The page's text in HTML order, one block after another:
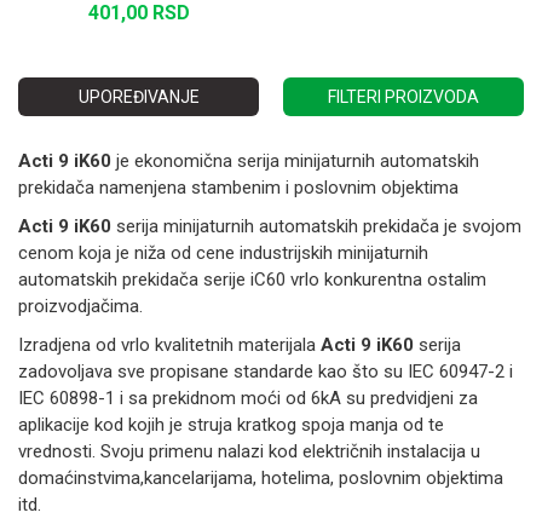
401,00 RSD
UPOREĐIVANJE FILTERI PROIZVODA
Acti 9 iK60 je ekonomična serija minijaturnih automatskih
prekidača namenjena stambenim i poslovnim objektima
Acti 9 iK60 serija minijaturnih automatskih prekidača je svojom
cenom koja je niža od cene industrijskih minijaturnih
automatskih prekidača serije iC60 vrlo konkurentna ostalim
proizvodjačima.
Izradjena od vrlo kvalitetnih materijala Acti 9 iK60 serija
zadovoljava sve propisane standarde kao što su IEC 60947-2 i
IEC 60898-1 i sa prekidnom moći od 6kA su predvidjeni za
aplikacije kod kojih je struja kratkog spoja manja od te
vrednosti. Svoju primenu nalazi kod električnih instalacija u
domaćinstvima,kancelarijama, hotelima, poslovnim objektima
itd.